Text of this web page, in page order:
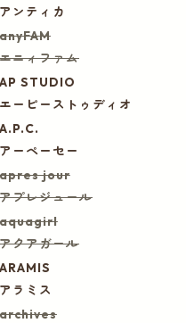
アンティカ
anyFAM
エニィファム
AP STUDIO
エーピーストゥディオ
A.P.C.
アーペーセー
apres jour
アプレジュール
aquagirl
アクアガール
ARAMIS
アラミス
archives